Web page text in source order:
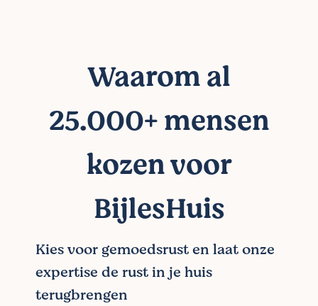
Waarom al
25.000+ mensen
kozen voor
BijlesHuis
Kies voor gemoedsrust en laat onze
expertise de rust in je huis
terugbrengen